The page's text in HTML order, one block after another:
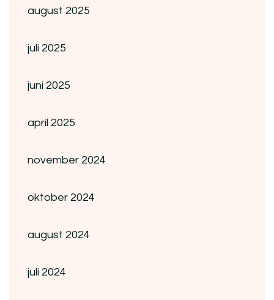
august 2025
juli 2025
juni 2025
april 2025
november 2024
oktober 2024
august 2024
juli 2024